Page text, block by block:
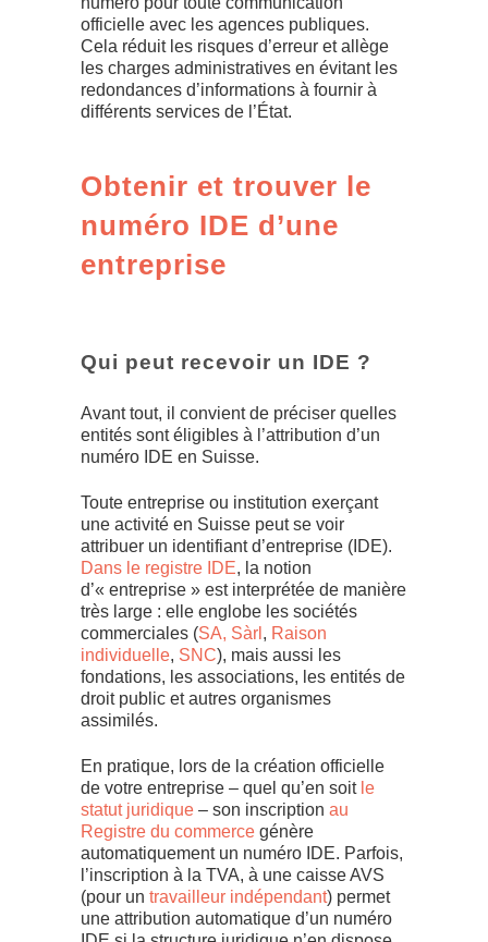
officielle avec les agences publiques.
Cela réduit les risques d’erreur et allège
les charges administratives en évitant les
redondances d’informations à fournir à
différents services de l’État.
Obtenir et trouver le
numéro IDE d’une
entreprise
Qui peut recevoir un IDE ?
Avant tout, il convient de préciser quelles
entités sont éligibles à l’attribution d’un
numéro IDE en Suisse.
Toute entreprise ou institution exerçant
une activité en Suisse peut se voir
attribuer un identifiant d’entreprise (IDE).
Dans le registre IDE, la notion
d’« entreprise » est interprétée de manière
très large : elle englobe les sociétés
commerciales (SA, Sàrl , Raison
individuelle, SNC), mais aussi les
fondations, les associations, les entités de
droit public et autres organismes
assimilés.
En pratique, lors de la création officielle
de votre entreprise – quel qu’en soit le
statut juridique – son inscription au
Registre du commerce génère
automatiquement un numéro IDE. Parfois,
l’inscription à la TVA, à une caisse AVS
(pour un travailleur indépendant) permet
une attribution automatique d’un numéro